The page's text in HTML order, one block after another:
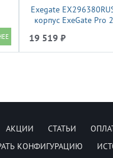
Exegate
корпус ExeGate Pro
<RM 19", высота 2U,
БП 1200ADS,
19 519 ₽
АКЦИИ СТАТЬИ
КОНФИГУРАЦИЮ